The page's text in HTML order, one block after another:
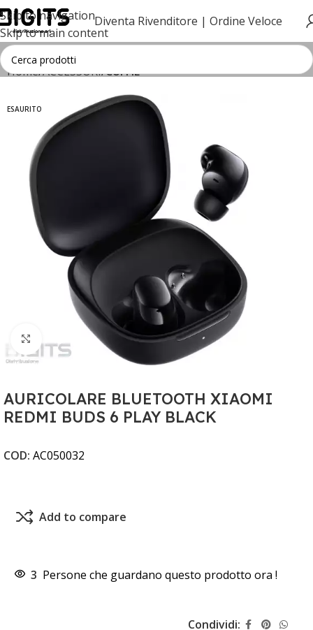
Skip to navigation
Skip to main content
Diventa Rivenditore | Ordine Veloce
Home ACCESSORI CUFFIE
ESAURITO
Clicca per ingrandire
AURICOLARE BLUETOOTH XIAOMI
REDMI BUDS 6 PLAY BLACK
COD: AC050032
Add to compare
3 Persone che guardano questo prodotto ora !
Condividi: